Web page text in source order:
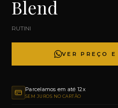
Blend
RUTINI
VER PREÇO E
Parcelamos em até 12x
SEM JUROS NO CARTÃO